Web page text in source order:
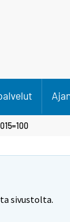
sivustolta.